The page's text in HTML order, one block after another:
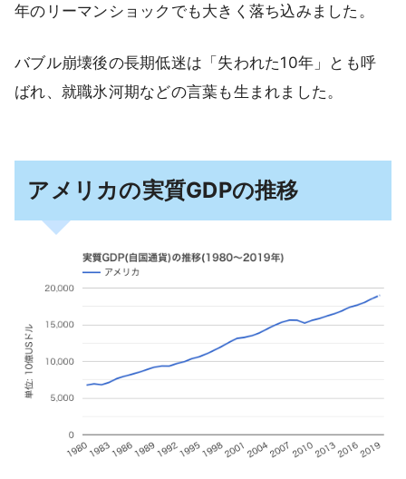
年のリーマンショックでも大きく落ち込みました。
バブル崩壊後の長期低迷は「失われた10年」とも呼
ばれ、就職氷河期などの言葉も生まれました。
アメリカの実質GDPの推移